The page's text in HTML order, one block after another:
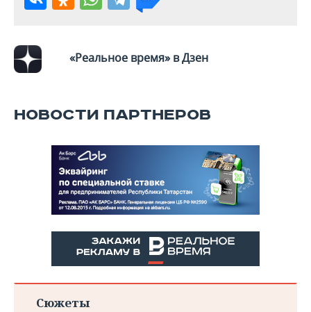
«Реальное время» в Дзен
НОВОСТИ ПАРТНЕРОВ
Сюжеты